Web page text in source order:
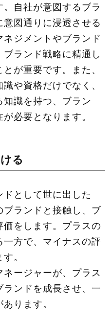
自社が意図するブラ
図通りに浸透させる
ジメントやブランド
ランド戦略に精通し
が重要です。また、
や資格だけでなく、
識を持つ、ブラン
必要となります。
る
として世に出した
ランドと接触し、ブ
をします。プラスの
⽅で、マイナスの評
。
ージャーが、プラス
ンドを成⻑させ、⼀
ります。